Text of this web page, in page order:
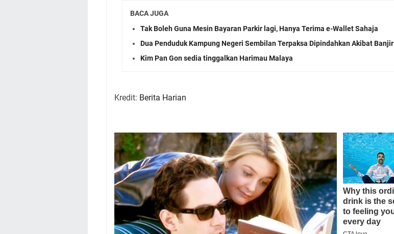
BACA JUGA
Tak Boleh Guna Mesin Bayaran Parkir lagi, Hanya Terima e-Wallet Sahaja
Dua Penduduk Kampung Negeri Sembilan Terpaksa Dipindahkan Akibat Banjir
Kim Pan Gon sedia tinggalkan Harimau Malaya
Kredit: Berita Harian